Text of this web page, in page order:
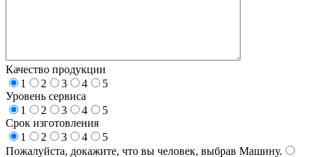
Качество продукции
1
2 3 4
5
Уровень сервиса
1
2 3 4
5
Срок изготовления
1
2 3 4
5
Пожалуйста, докажите, что вы человек, выбрав Машину.